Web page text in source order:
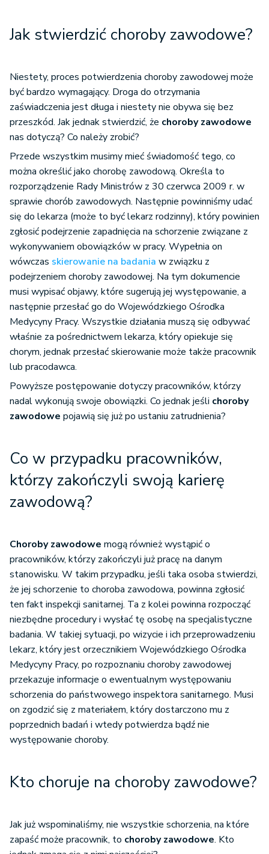
Jak stwierdzić choroby zawodowe?
Niestety, proces potwierdzenia choroby zawodowej może
być bardzo wymagający. Droga do otrzymania
zaświadczenia jest długa i niestety nie obywa się bez
przeszkód. Jak jednak stwierdzić, że choroby zawodowe
nas dotyczą? Co należy zrobić?
Przede wszystkim musimy mieć świadomość tego, co
można określić jako chorobę zawodową. Określa to
rozporządzenie Rady Ministrów z 30 czerwca 2009 r. w
sprawie chorób zawodowych. Następnie powinniśmy udać
się do lekarza (może to być lekarz rodzinny), który powinien
zgłosić podejrzenie zapadnięcia na schorzenie związane z
wykonywaniem obowiązków w pracy. Wypełnia on
wówczas skierowanie na badania w związku z
podejrzeniem choroby zawodowej. Na tym dokumencie
musi wypisać objawy, które sugerują jej występowanie, a
następnie przesłać go do Wojewódzkiego Ośrodka
Medycyny Pracy. Wszystkie działania muszą się odbywać
właśnie za pośrednictwem lekarza, który opiekuje się
chorym, jednak przesłać skierowanie może także pracownik
lub pracodawca.
Powyższe postępowanie dotyczy pracowników, którzy
nadal wykonują swoje obowiązki. Co jednak jeśli choroby
zawodowe pojawią się już po ustaniu zatrudnienia?
Co w przypadku pracowników,
którzy zakończyli swoją karierę
zawodową?
Choroby zawodowe mogą również wystąpić o
pracowników, którzy zakończyli już pracę na danym
stanowisku. W takim przypadku, jeśli taka osoba stwierdzi,
że jej schorzenie to choroba zawodowa, powinna zgłosić
ten fakt inspekcji sanitarnej. Ta z kolei powinna rozpocząć
niezbędne procedury i wysłać tę osobę na specjalistyczne
badania. W takiej sytuacji, po wizycie i ich przeprowadzeniu
lekarz, który jest orzecznikiem Wojewódzkiego Ośrodka
Medycyny Pracy, po rozpoznaniu choroby zawodowej
przekazuje informacje o ewentualnym występowaniu
schorzenia do państwowego inspektora sanitarnego. Musi
on zgodzić się z materiałem, który dostarczono mu z
poprzednich badań i wtedy potwierdza bądź nie
występowanie choroby.
Kto choruje na choroby zawodowe?
Jak już wspominaliśmy, nie wszystkie schorzenia, na które
zapaść może pracownik, to choroby zawodowe. Kto